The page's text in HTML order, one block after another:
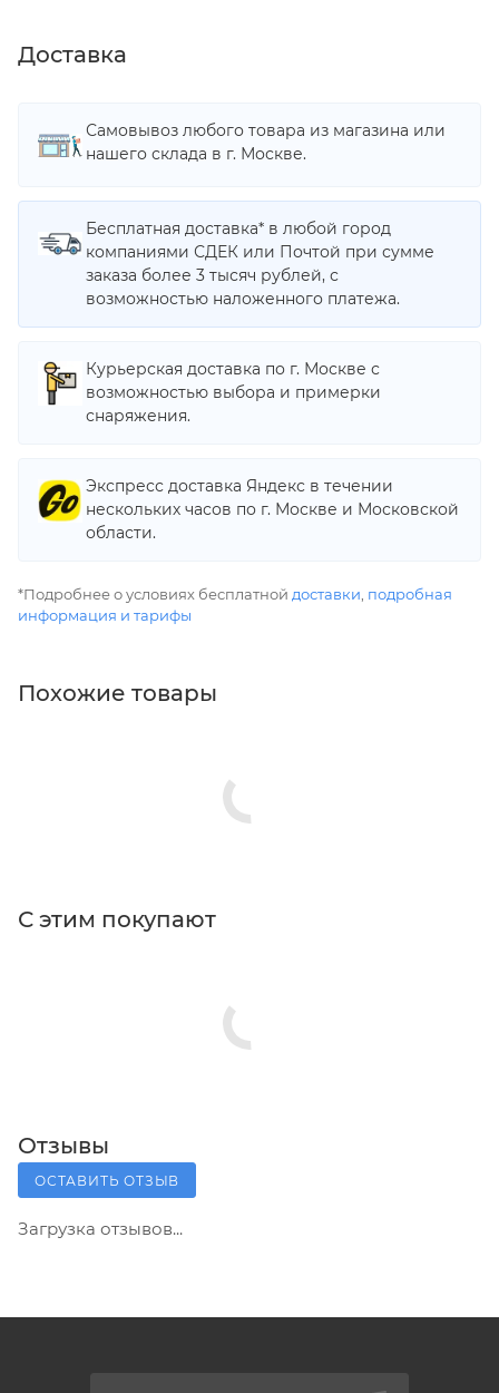
Доставка
Самовывоз любого товара из магазина или
нашего склада в г. Москве.
Бесплатная доставка* в любой город
компаниями СДЕК или Почтой при сумме
заказа более 3 тысяч рублей, с
возможностью наложенного платежа.
Курьерская доставка по г. Москве с
возможностью выбора и примерки
снаряжения.
Экспресс доставка Яндекс в течении
нескольких часов по г. Москве и Московской
области.
*Подробнее о условиях бесплатной доставки, подробная
информация и тарифы
Похожие товары
С этим покупают
Отзывы
ОСТАВИТЬ ОТЗЫВ
Загрузка отзывов...